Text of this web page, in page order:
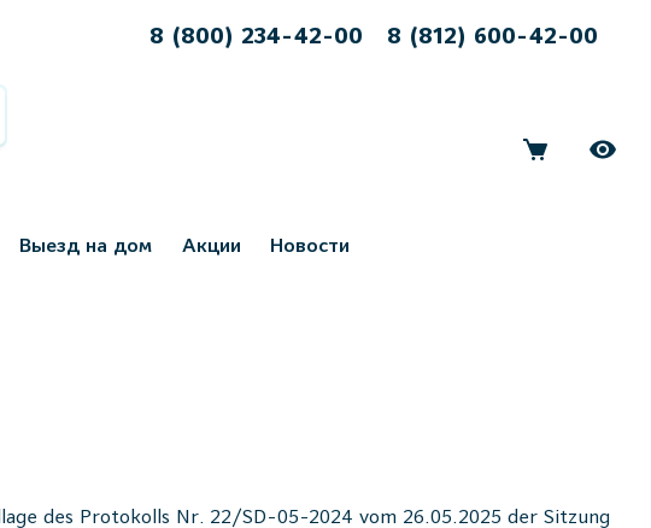
8 (800) 234-42-00 8 (812) 600-42-00
Выезд на дом Акции Новости
des Protokolls Nr. 22/SD-05-2024 vom 26.05.2025 der Sitzung